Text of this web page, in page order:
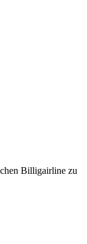
Billigairline zu